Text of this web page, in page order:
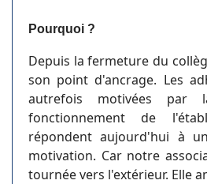
Pourquoi ?
Depuis la fermeture du
son point d'ancrage. Les
autrefois motivées par
fonctionnement de
répondent aujourd'hui à
motivation. Car notre
tournée vers l'extérieur. Elle